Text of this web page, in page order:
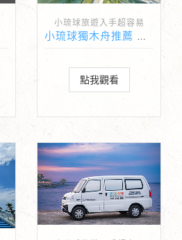
小琉球旅遊入手超容易
小琉球獨木舟推薦 鯨緯渡海洋俱樂部
點我觀看